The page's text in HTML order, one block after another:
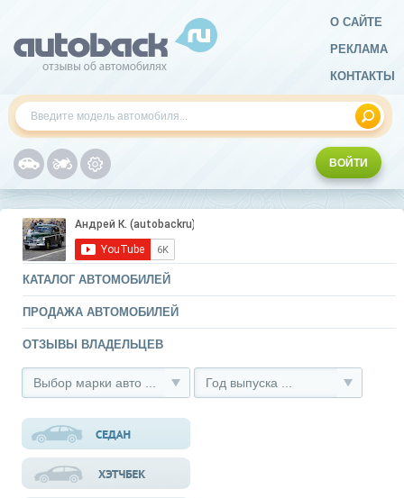
О САЙТЕ
РЕКЛАМА
КОНТАКТЫ
ВОЙТИ
КАТАЛОГ АВТОМОБИЛЕЙ
ПРОДАЖА АВТОМОБИЛЕЙ
ОТЗЫВЫ ВЛАДЕЛЬЦЕВ
Выбор марки авто ... Год выпуска ...